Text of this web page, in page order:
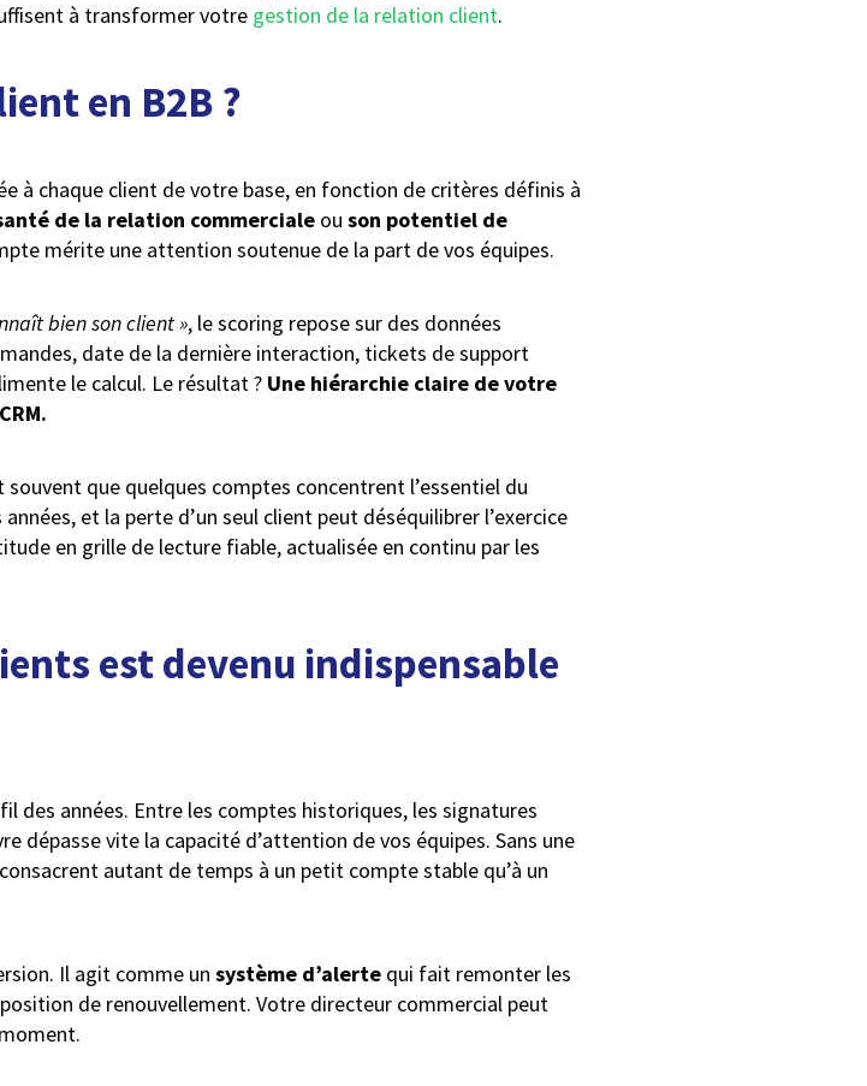
à transformer votre gestion de la relation client.
en B2B ?
à chaque client de votre base, en fonction de critères définis à
de la relation commerciale ou son potentiel de
mérite une attention soutenue de la part de vos équipes.
bien son client », le scoring repose sur des données
date de la dernière interaction, tickets de support
le calcul. Le résultat ? Une hiérarchie claire de votre
que quelques comptes concentrent l’essentiel du
et la perte d’un seul client peut déséquilibrer l’exercice
en grille de lecture fiable, actualisée en continu par les
est devenu indispensable
des années. Entre les comptes historiques, les signatures
dépasse vite la capacité d’attention de vos équipes. Sans une
autant de temps à un petit compte stable qu’à un
Il agit comme un système d’alerte qui fait remonter les
de renouvellement. Votre directeur commercial peut